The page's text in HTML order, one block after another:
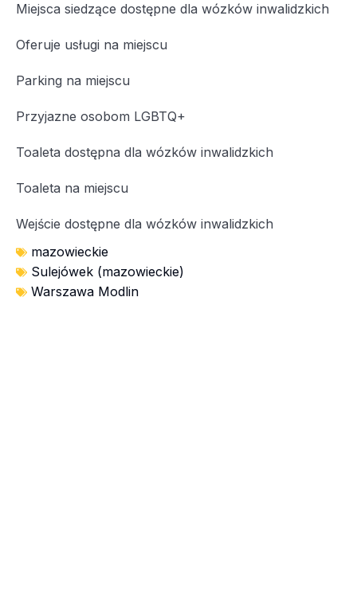
Miejsca siedzące dostępne dla wózków inwalidzkich
Oferuje usługi na miejscu
Parking na miejscu
Przyjazne osobom LGBTQ+
Toaleta dostępna dla wózków inwalidzkich
Toaleta na miejscu
Wejście dostępne dla wózków inwalidzkich
mazowieckie
Sulejówek (mazowieckie)
Warszawa Modlin